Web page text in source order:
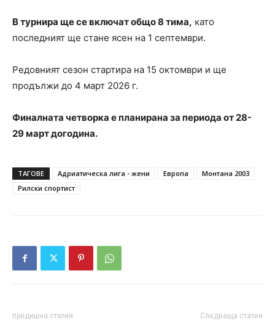
В турнира ще се включат общо 8 тима, като
последният ще стане ясен на 1 септември.
Редовният сезон стартира на 15 октомври и ще
продължи до 4 март 2026 г.
Финалната четворка е планирана за периода от 28-
29 март догодина.
ТАГОВЕ Адриатическа лига - жени Европа
Монтана 2003
Рилски спортист
предишна статия Следваща статия